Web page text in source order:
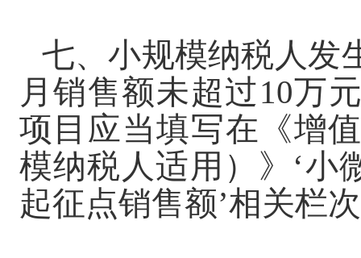
七、小规模纳税人发
月销售额未超过10万
项目应当填写在《增
模纳税人适用）》‘小
起征点销售额’相关栏